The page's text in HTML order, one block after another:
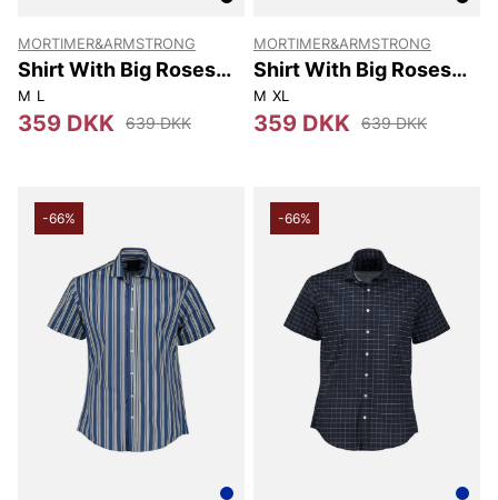
MORTIMER&ARMSTRONG
Shirt With Big Roses
Modern Fit
M L
359 DKK 639 DKK
MORTIMER&ARMSTRONG
Shirt With Big Roses
Slim Fit
M XL
359 DKK 639 DKK
-66% -66%